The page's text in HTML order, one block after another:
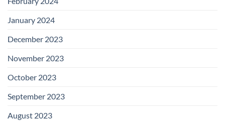
January 2024
December 2023
November 2023
October 2023
September 2023
August 2023